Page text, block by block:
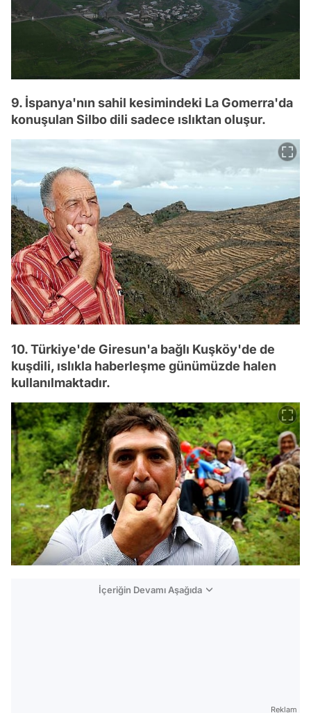
9. İspanya'nın sahil kesimindeki La Gomerra'da
konuşulan Silbo dili sadece ıslıktan oluşur.
10. Türkiye'de Giresun'a bağlı Kuşköy'de de
kuşdili, ıslıkla haberleşme günümüzde halen
kullanılmaktadır.
İçeriğin Devamı Aşağıda
Reklam